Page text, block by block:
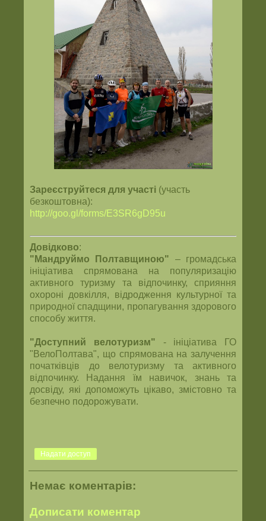
Зареєструйтеся для участі (участь
безкоштовна):
http://goo.gl/forms/E3SR6gD95u
Довідково:
"Мандруймо Полтавщиною" – громадська
ініціатива спрямована на популяризацію
активного туризму та відпочинку, сприяння
охороні довкілля, відродження культурної та
природної спадщини, пропагування здорового
способу життя.
"Доступний велотуризм" - ініціатива ГО
"ВелоПолтава", що спрямована на залучення
початківців до велотуризму та активного
відпочинку. Надання їм навичок, знань та
досвіду, які допоможуть цікаво, змістовно та
безпечно подорожувати.
Надати доступ
Немає коментарів:
Дописати коментар